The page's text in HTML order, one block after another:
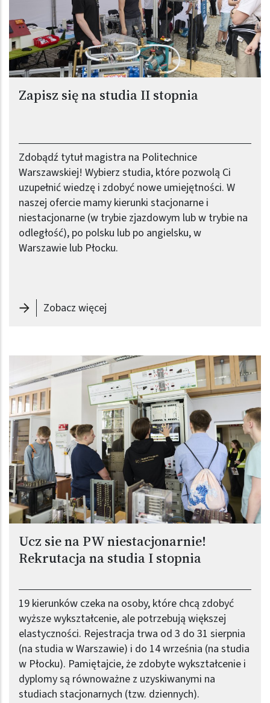
Zapisz się na studia II stopnia
Zdobądź tytuł magistra na Politechnice
Warszawskiej! Wybierz studia, które pozwolą Ci
uzupełnić wiedzę i zdobyć nowe umiejętności. W
naszej ofercie mamy kierunki stacjonarne i
niestacjonarne (w trybie zjazdowym lub w trybie na
odległość), po polsku lub po angielsku, w
Warszawie lub Płocku.
Zobacz więcej-
Ucz sie na PW niestacjonarnie!
Rekrutacja na studia I stopnia
19 kierunków czeka na osoby, które chcą zdobyć
wyższe wykształcenie, ale potrzebują większej
elastyczności. Rejestracja trwa od 3 do 31 sierpnia
(na studia w Warszawie) i do 14 września (na studia
w Płocku). Pamiętajcie, że zdobyte wykształcenie i
dyplomy są równoważne z uzyskiwanymi na
studiach stacjonarnych (tzw. dziennych).